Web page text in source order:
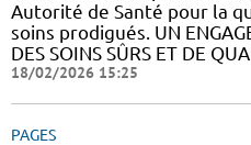
Autorité de Santé pour la
soins prodigués. UN
DES SOINS SÛRS ET DE
18/02/2026 15:25
PAGES